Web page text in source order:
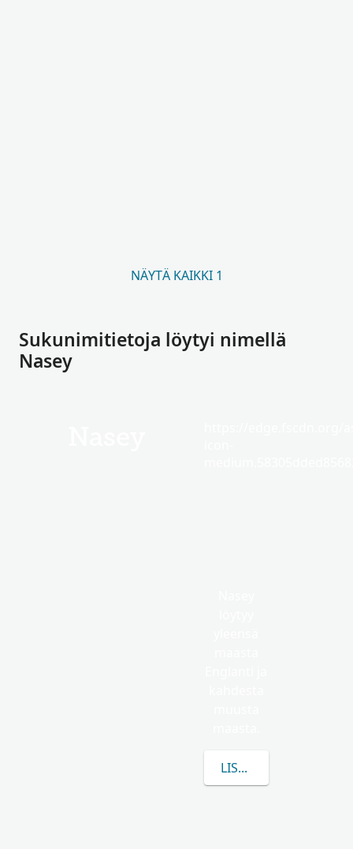
NÄYTÄ KAIKKI 1
Sukunimitietoja löytyi nimellä
Nasey
LISÄÄ TIETOA